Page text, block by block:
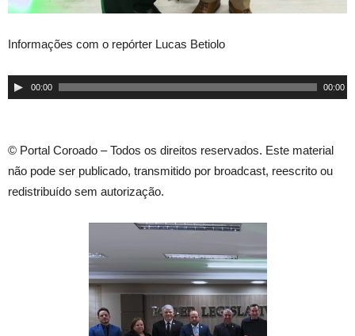
Informações com o repórter Lucas Betiolo
Tocador
00:00 00:00
© Portal Coroado – Todos os direitos reservados. Este material
não pode ser publicado, transmitido por broadcast, reescrito ou
redistribuído sem autorização.